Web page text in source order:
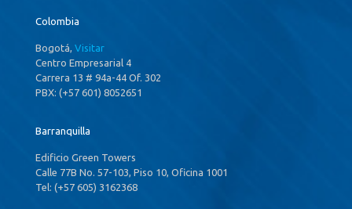
Colombia
Bogotá, Visitar
Centro Empresarial 4
Carrera 13 # 94a-44 Of. 302
PBX: (+57 601) 8052651
Barranquilla
Edificio Green Towers
Calle 77B No. 57-103, Piso 10, Oficina 1001
Tel: (+57 605) 3162368